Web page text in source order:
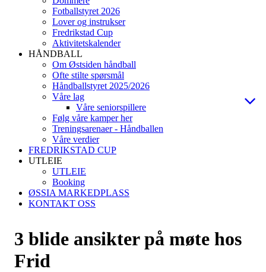
Fotballstyret 2026
Lover og instrukser
Fredrikstad Cup
Aktivitetskalender
HÅNDBALL
Om Østsiden håndball
Ofte stilte spørsmål
Håndballstyret 2025/2026
Våre lag
Våre seniorspillere
Følg våre kamper her
Treningsarenaer - Håndballen
Våre verdier
FREDRIKSTAD CUP
UTLEIE
UTLEIE
Booking
ØSSIA MARKEDPLASS
KONTAKT OSS
3 blide ansikter på møte hos
Frid